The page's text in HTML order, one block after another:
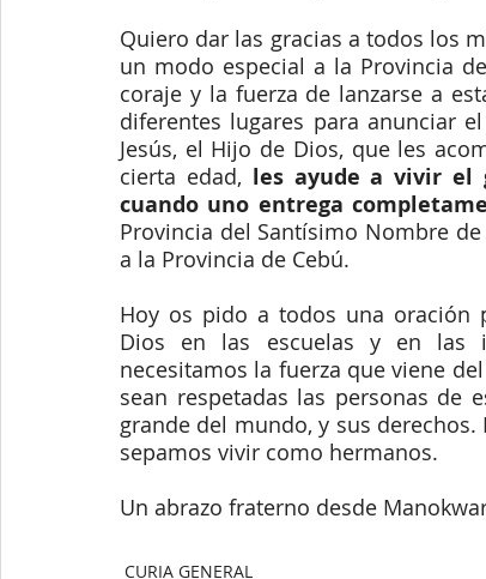
Quiero dar las gracias a todos los
un modo especial a la Provincia
coraje y la fuerza de lanzarse a
diferentes lugares para anunciar
Jesús, el Hijo de Dios, que les
cierta edad, les ayude a vivir el
cuando uno entrega
Provincia del Santísimo Nombre
a la Provincia de Cebú.
Hoy os pido a todos una oración
Dios en las escuelas y en las
necesitamos la fuerza que viene
sean respetadas las personas de
grande del mundo, y sus
sepamos vivir como hermanos.
Un abrazo fraterno desde
CURIA GENERAL